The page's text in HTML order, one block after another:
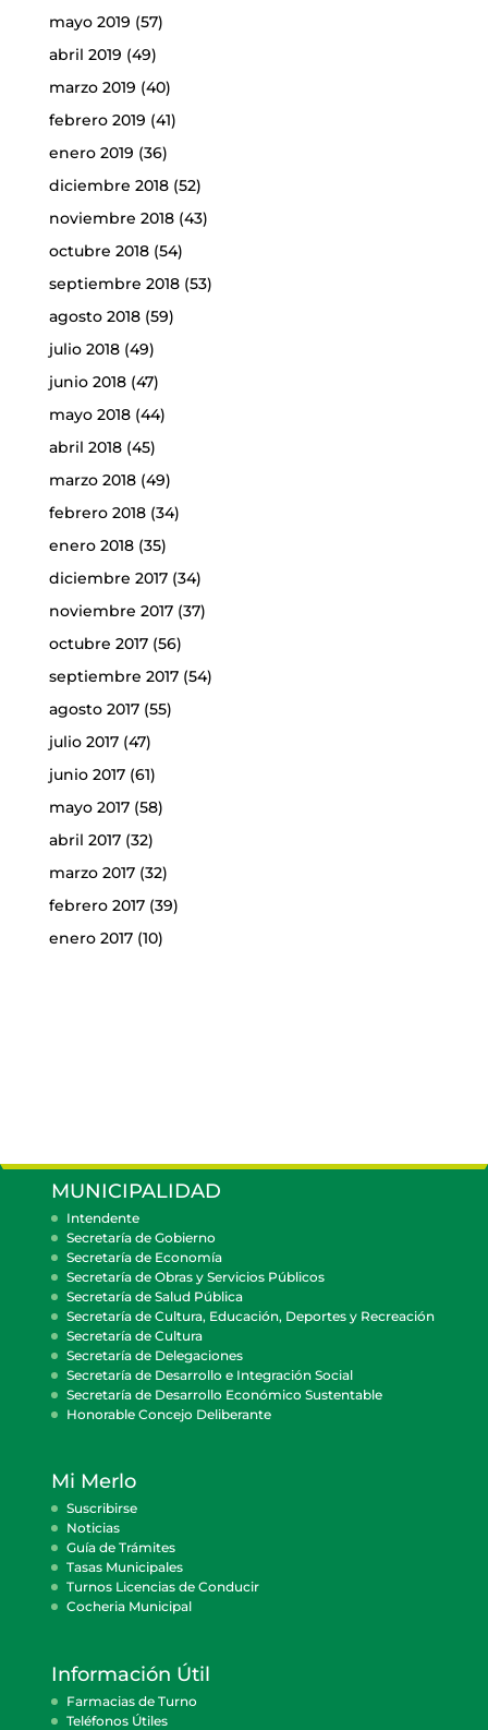
mayo 2019 (57)
abril 2019 (49)
marzo 2019 (40)
febrero 2019 (41)
enero 2019 (36)
diciembre 2018(52)
noviembre 2018(43)
octubre 2018(54)
septiembre 2018(53)
agosto 2018(59)
julio 2018(49)
junio 2018(47)
mayo 2018(44)
abril 2018(45)
marzo 2018(49)
febrero 2018(34)
enero 2018(35)
diciembre 2017(34)
noviembre 2017(37)
octubre 2017(56)
septiembre 2017(54)
agosto 2017(55)
julio 2017(47)
junio 2017(61)
mayo 2017(58)
abril 2017(32)
marzo 2017(32)
febrero 2017(39)
enero 2017(10)
MUNICIPALIDAD
Intendente
Secretaría de Gobierno
Secretaría de Economía
Secretaría de Obras y Servicios Públicos
Secretaría de Salud Pública
Secretaría de Cultura, Educación, Deportes y Recreación
Secretaría de Cultura
Secretaría de Delegaciones
Secretaría de Desarrollo e Integración Social
Secretaría de Desarrollo Económico Sustentable
Honorable Concejo Deliberante
Mi Merlo
Suscribirse
Noticias
Guía de Trámites
Tasas Municipales
Turnos Licencias de Conducir
Cocheria Municipal
Información Útil
Farmacias de Turno
Teléfonos Útiles